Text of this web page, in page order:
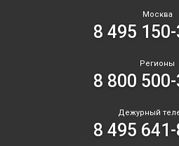
Москва
8 495
Регионы
8 800
Дежурный
8 495